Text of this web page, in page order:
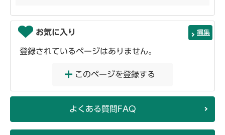
お気に入り 編集
登録されているページはありません。
このページを登録する
よくある質問FAQ